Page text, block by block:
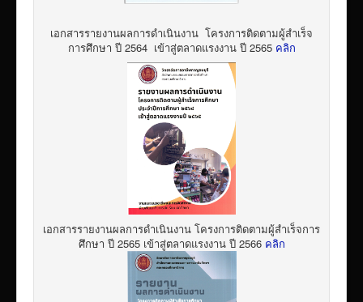
เอกสารรายงานผลการดำเนินงาน โครงการติดตามผู้สำเร็จ
การศึกษา ปี 2564 เข้าสู่ตลาดแรงงาน ปี 2565 คลิก
เอกสารรายงานผลการดำเนินงาน โครงการติดตามผู้สำเร็จการ
ศึกษา ปี 2565 เข้าสู่ตลาดแรงงาน ปี 2566 คลิก